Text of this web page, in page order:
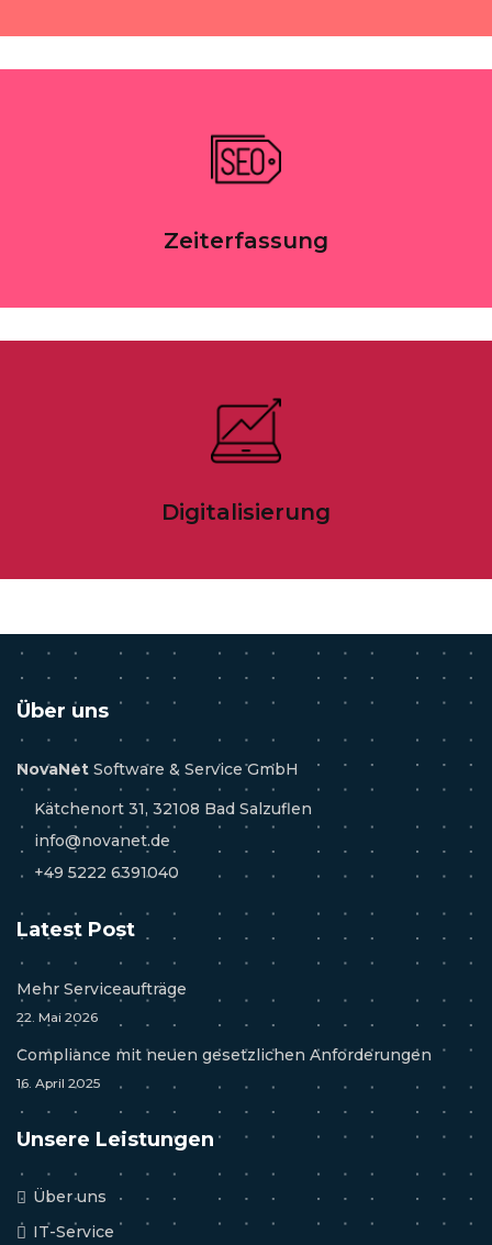
Zeiterfassung
Digitalisierung
Über uns
NovaNet Software & Service GmbH
Kätchenort 31, 32108 Bad Salzuflen
info@novanet.de
+49 5222 6391040
Latest Post
Mehr Serviceaufträge
22. Mai 2026
Compliance mit neuen gesetzlichen Anforderungen
16. April 2025
Unsere Leistungen
Über uns
IT-Service